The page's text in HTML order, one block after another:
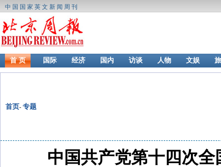
中国国家英文新闻周刊
首 页 国际 经济 国内 访谈 人物 文娱
首页- 专题
中国共产党第十四次全